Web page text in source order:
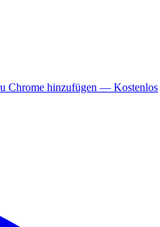
Chrome hinzufügen — Kostenlos